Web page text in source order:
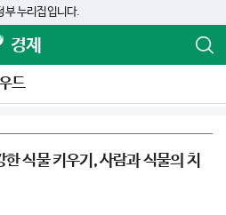
부 누리집입니다.
경제
드
식물 키우기, 사람과 식물의 치